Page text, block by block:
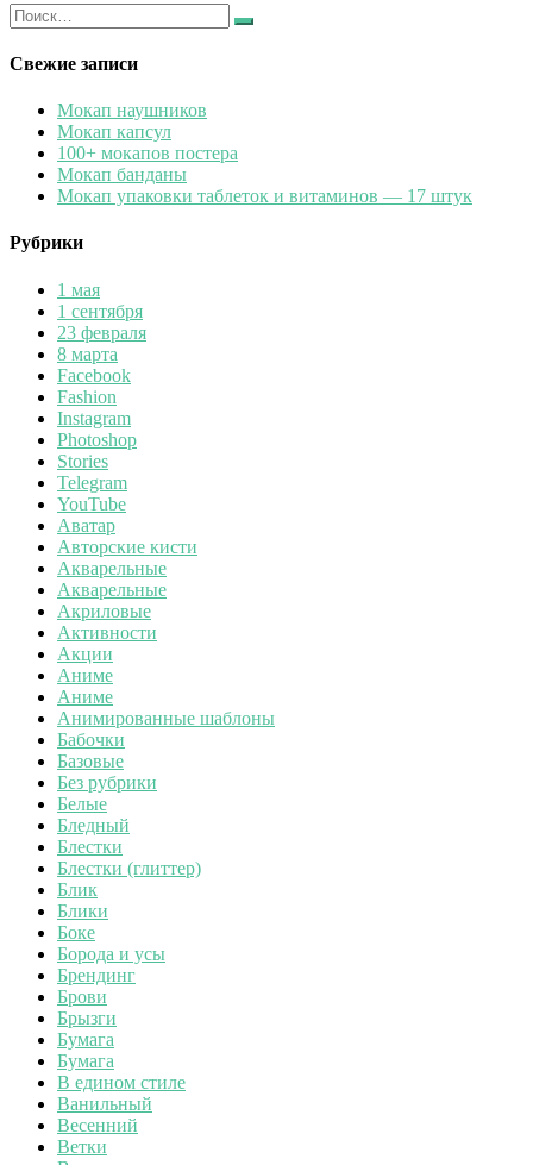
Искать:
Найти
Свежие записи
Мокап наушников
Мокап капсул
100+ мокапов постера
Мокап банданы
Мокап упаковки таблеток и витаминов — 17 штук
Рубрики
1 мая
1 сентября
23 февраля
8 марта
Facebook
Fashion
Instagram
Photoshop
Stories
Telegram
YouTube
Аватар
Авторские кисти
Акварельные
Акварельные
Акриловые
Активности
Акции
Аниме
Аниме
Анимированные шаблоны
Бабочки
Базовые
Без рубрики
Белые
Бледный
Блестки
Блестки (глиттер)
Блик
Блики
Боке
Борода и усы
Брендинг
Брови
Брызги
Бумага
Бумага
В едином стиле
Ванильный
Весенний
Ветки